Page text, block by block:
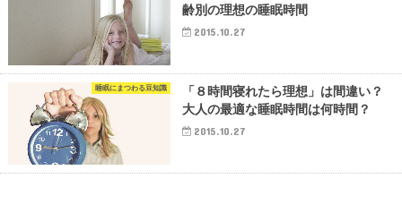
齢別の理想の睡眠時間
2015.10.27
睡眠にまつわる豆知識
「８時間寝れたら理想」は間違い？
大人の最適な睡眠時間は何時間？
2015.10.27